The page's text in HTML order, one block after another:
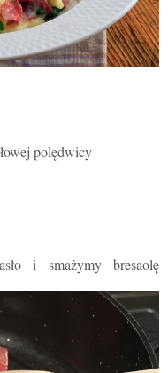
polędwicy
i smażymy bresaolę